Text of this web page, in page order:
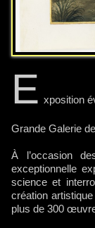
E xposition
Grande Galerie
À l’occasion
exceptionnelle
science et
création
plus de 300